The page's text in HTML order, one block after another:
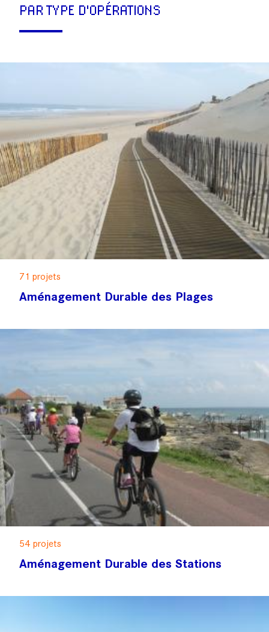
PAR TYPE D'OPÉRATIONS
71 projets
Aménagement Durable des Plages
54 projets
Aménagement Durable des Stations